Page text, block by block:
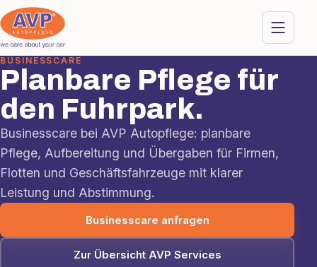
BUSINESSCARE
Planbare Pflege für
den Fuhrpark.
Businesscare bei AVP Autopflege: planbare
Pflege, Aufbereitung und Übergaben für Firmen,
Flotten und Geschäftsfahrzeuge mit klarer
Leistung und Abstimmung.
Businesscare anfragen
Zur Übersicht AVP Services